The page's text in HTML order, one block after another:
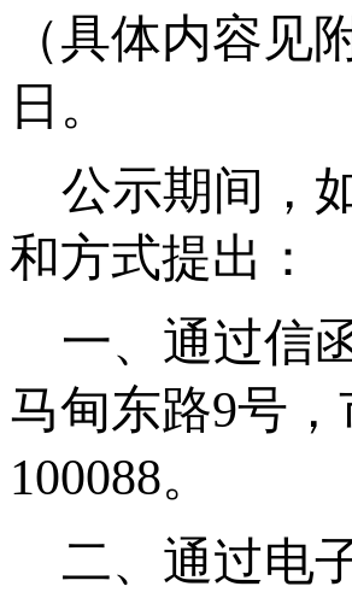
（具体内容 见
日 。
公示期间，
和方式提出：
一、 通过信
马甸东路9号，
100088。
二、 通过电